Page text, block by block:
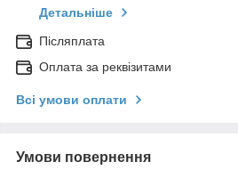
Детальніше
Післяплата
Оплата за реквізитами
Всі умови оплати
Умови повернення